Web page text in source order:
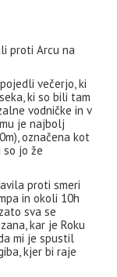
proti Arcu na
večerjo, ki
ki so bili tam
vodničke in v
je najbolj
označena kot
jo že
proti smeri
in okoli 10h
sva se
kar je Roku
mi je spustil
kjer bi raje